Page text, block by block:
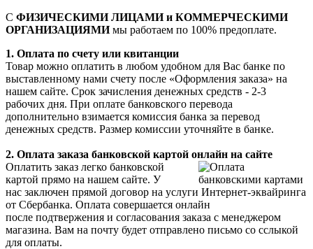
С ФИЗИЧЕСКИМИ ЛИЦАМИ и КОММЕРЧЕСКИМИ
ОРГАНИЗАЦИЯМИмы работаем по 100% предоплате.
1. Оплата по счету или квитанции
Товар можно оплатить в любом удобном для Вас банке по
выставленному нами счету после «Оформления заказа» на
нашем сайте. Срок зачисления денежных средств - 2-3
рабочих дня. При оплате банковского перевода
дополнительно взимается комиссия банка за перевод
денежных средств. Размер комиссии уточняйте в банке.
2. Оплата заказа банковской картой онлайн на сайте
Оплатить заказ легко банковской
картой прямо на нашем сайте. У
нас заключен прямой договор на услуги Интернет-эквайринга
от Сбербанка. Оплата совершается онлайн
после подтвержения и согласования заказа с менеджером
магазина. Вам на почту будет отправлено письмо со сслыкой
для оплаты.